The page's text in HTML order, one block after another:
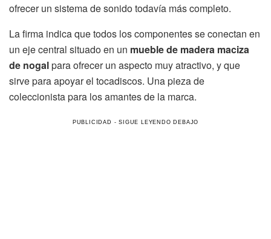
ofrecer un sistema de sonido todavía más completo.
La firma indica que todos los componentes se conectan en
un eje central situado en un mueble de madera maciza
de nogalpara ofrecer un aspecto muy atractivo, y que
sirve para apoyar el tocadiscos. Una pieza de
coleccionista para los amantes de la marca.